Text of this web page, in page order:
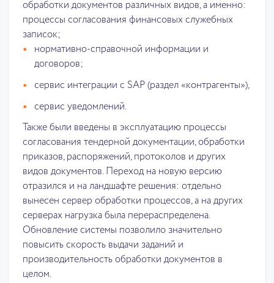
обработки документов различных видов, а именно:
процессы согласования финансовых служебных
записок;
нормативно-справочной информации и
договоров;
сервис интеграции с SAP (раздел «контрагенты»),
сервис уведомлений.
Также были введены в эксплуатацию процессы
согласования тендерной документации, обработки
приказов, распоряжений, протоколов и других
видов документов. Переход на новую версию
отразился и на ландшафте решения: отдельно
вынесен сервер обработки процессов, а на других
серверах нагрузка была перераспределена.
Обновление системы позволило значительно
повысить скорость выдачи заданий и
производительность обработки документов в
целом.